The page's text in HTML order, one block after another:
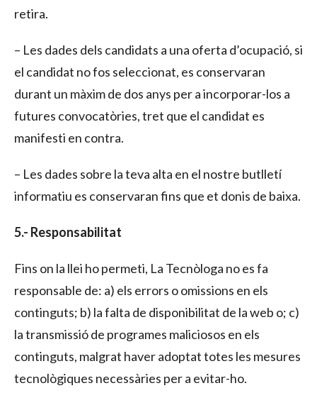
retira.
– Les dades dels candidats a una oferta d’ocupació, si
el candidat no fos seleccionat, es conservaran
durant un màxim de dos anys per a incorporar-los a
futures convocatòries, tret que el candidat es
manifesti en contra.
– Les dades sobre la teva alta en el nostre butlletí
informatiu es conservaran fins que et donis de baixa.
5.- Responsabilitat
Fins on la llei ho permeti, La Tecnòloga no es fa
responsable de: a) els errors o omissions en els
continguts; b) la falta de disponibilitat de la web o; c)
la transmissió de programes maliciosos en els
continguts, malgrat haver adoptat totes les mesures
tecnològiques necessàries per a evitar-ho.